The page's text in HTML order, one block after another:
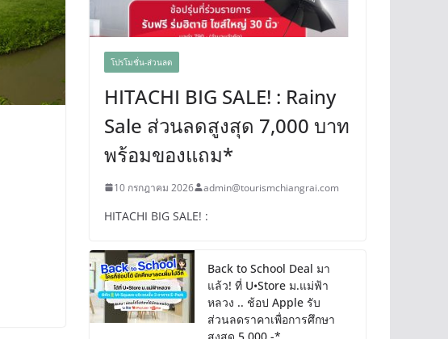
โปรโมชั่น-ส่วนลด
HITACHI BIG SALE! : Rainy
Sale ส่วนลดสูงสุด 7,000 บาท
พร้อมของแถม*
10 กรกฎาคม 2026 admin@tourismchiangrai.com
HITACHI BIG SALE! :
Back to School Deal มา
แล้ว! ที่ U•Store ม.แม่ฟ้า
หลวง .. ช้อป Apple รับ
ส่วนลดราคาเพื่อการศึกษา